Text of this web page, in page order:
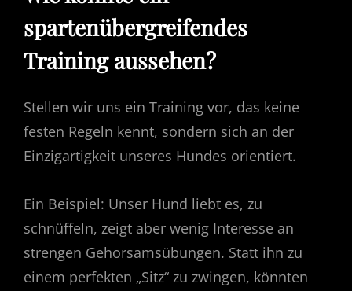
spartenübergreifendes
Training aussehen?
Stellen wir uns ein Training vor, das keine
festen Regeln kennt, sondern sich an der
Einzigartigkeit unseres Hundes orientiert.
Ein Beispiel: Unser Hund liebt es, zu
schnüffeln, zeigt aber wenig Interesse an
strengen Gehorsamsübungen. Statt ihn zu
einem perfekten „Sitz“ zu zwingen, könnten